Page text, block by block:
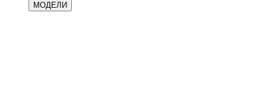
МОДЕЛИ